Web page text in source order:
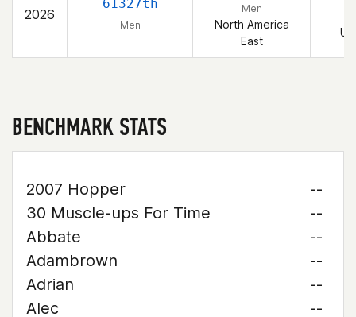
2026
61327th
Men
Men
North America
East
BENCHMARK STATS
2007 Hopper
--
30 Muscle-ups For Time
--
Abbate
--
Adambrown
--
Adrian
--
Alec
--